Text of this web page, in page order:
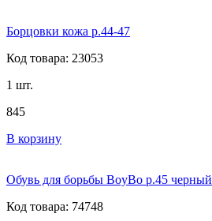
Борцовки кожа р.44-47
Код товара: 23053
1 шт.
845
В корзину
Обувь для борьбы BoyBo р.45 черный
Код товара: 74748